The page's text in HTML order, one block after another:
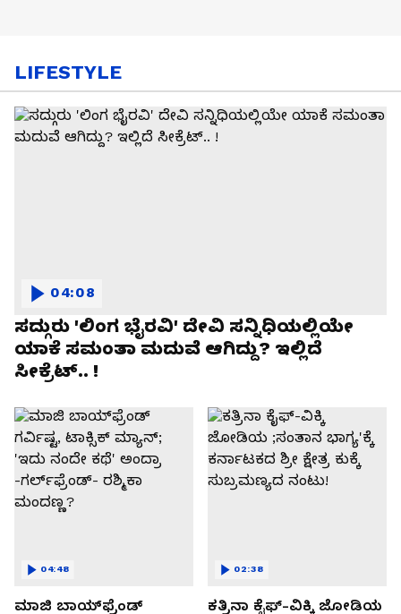
LIFESTYLE
ಸದ್ಗುರು 'ಲಿಂಗ ಭೈರವಿ' ದೇವಿ ಸನ್ನಿಧಿಯಲ್ಲಿಯೇ
ಯಾಕೆ ಸಮಂತಾ ಮದುವೆ ಆಗಿದ್ದು? ಇಲ್ಲಿದೆ
ಸೀಕ್ರೆಟ್.. !
04:08
ಮಾಜಿ ಬಾಯ್‌ಫ್ರೆಂಡ್
04:48
ಕತ್ರಿನಾ ಕೈಫ್-ವಿಕ್ಕಿ ಜೋಡಿಯ
02:38